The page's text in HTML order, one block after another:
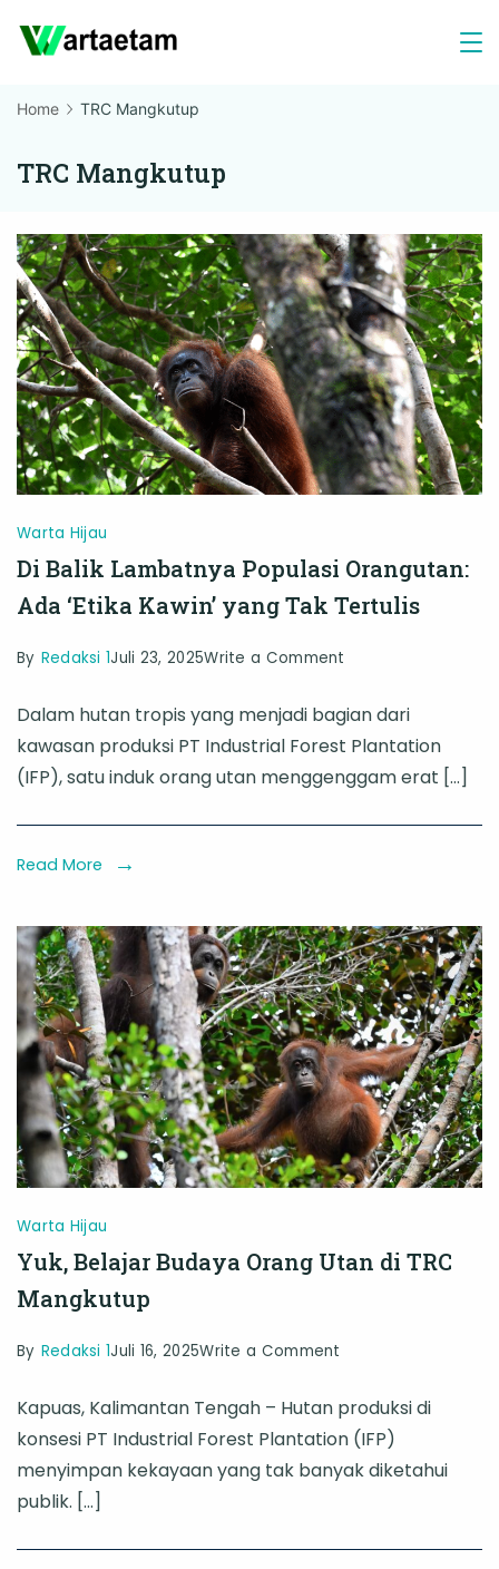
Home TRC Mangkutup
TRC Mangkutup
Warta Hijau
Di Balik Lambatnya Populasi Orangutan:
Ada ‘Etika Kawin’ yang Tak Tertulis
By Redaksi 1Juli 23, 2025Write a Comment
Balik
Lambatnya
Populasi
Orangutan:
Kawin’
yang
Tak
Tertulis
Dalam hutan tropis yang menjadi bagian dari
kawasan produksi PT Industrial Forest Plantation
(IFP), satu induk orang utan menggenggam erat […]
Read More
Warta Hijau
Yuk, Belajar Budaya Orang Utan di TRC
Mangkutup
By Redaksi 1Juli 16, 2025Write a Comment
Belajar
Budaya
Orang
di
Kapuas, Kalimantan Tengah – Hutan produksi di
konsesi PT Industrial Forest Plantation (IFP)
menyimpan kekayaan yang tak banyak diketahui
publik. […]